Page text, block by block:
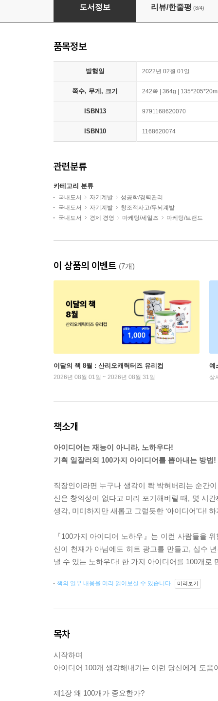
100가지 아이디어 노하우
도서정보 리뷰/한줄평 (8/4)
품목정보
발행일 2022년 02월 01일
쪽수, 무게, 크기 242쪽 | 364g |
ISBN13 9791168620070
ISBN10 1168620074
관련분류
카테고리 분류
국내도서 자기계발
성공학/경력관리
국내도서
자기계발
창조적사고/두뇌계발
국내도서
경제 경영 마케팅/세일즈 마케팅/브랜드
이 상품의 이벤트 (7개)
이달의 책 8월 : 산리오캐릭터즈 유리컵
2026년 08월 01일 ~ 2026년 08월 31일
예
상
책소개
아이디어는 재능이 아니라, 노하우다!
기획 일잘러의 100가지 아이디어를 뽑아내는 방법!
직장인이라면 누구나 생각이 콱 박혀버리는 순간
신은 창의성이 없다고 미리 포기해버릴 때, 몇 시
생각, 미미하지만 새롭고 그럴듯한 ‘아이디어’다!
『100가지 아이디어 노하우』는 이런 사람들을
신이 천재가 아님에도 히트 광고를 만들고, 십수
낼 수 있는 노하우다! 한 가지 아이디어를 100개로
책의 일부 내용을 미리 읽어보실 수 있습니다. 미리보기
목차
시작하며
아이디어 100개 생각해내기는 이런 당신에게 도움
제1장 왜 100개가 중요한가?